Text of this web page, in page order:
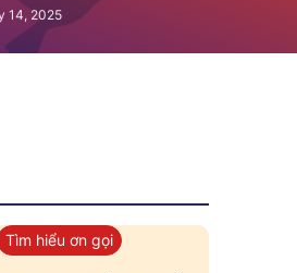
14, 2025
Tìm hiểu ơn gọi